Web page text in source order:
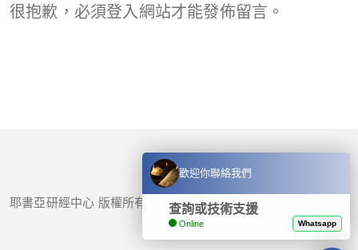
很抱歉，必須登入網站才能發佈留言。
耶書亞研經中心 版權所有 © 2017-2026
歡迎你聯絡我們
查詢或技術支援
Online Whatsapp